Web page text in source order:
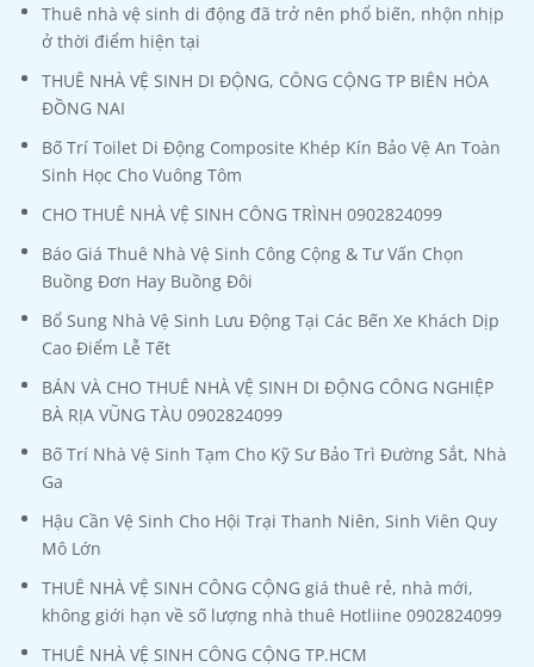
Thuê nhà vệ sinh di động đã trở nên phổ biến, nhộn nhịp
ở thời điểm hiện tại
THUÊ NHÀ VỆ SINH DI ĐỘNG, CÔNG CỘNG TP BIÊN HÒA
ĐỒNG NAI
Bố Trí Toilet Di Động Composite Khép Kín Bảo Vệ An Toàn
Sinh Học Cho Vuông Tôm
CHO THUÊ NHÀ VỆ SINH CÔNG TRÌNH 0902824099
Báo Giá Thuê Nhà Vệ Sinh Công Cộng & Tư Vấn Chọn
Buồng Đơn Hay Buồng Đôi
Bổ Sung Nhà Vệ Sinh Lưu Động Tại Các Bến Xe Khách Dịp
Cao Điểm Lễ Tết
BÁN VÀ CHO THUÊ NHÀ VỆ SINH DI ĐỘNG CÔNG NGHIỆP
BÀ RỊA VŨNG TÀU 0902824099
Bố Trí Nhà Vệ Sinh Tạm Cho Kỹ Sư Bảo Trì Đường Sắt, Nhà
Ga
Hậu Cần Vệ Sinh Cho Hội Trại Thanh Niên, Sinh Viên Quy
Mô Lớn
THUÊ NHÀ VỆ SINH CÔNG CỘNG giá thuê rẻ, nhà mới,
không giới hạn về số lượng nhà thuê Hotliine 0902824099
THUÊ NHÀ VỆ SINH CÔNG CỘNG TP.HCM